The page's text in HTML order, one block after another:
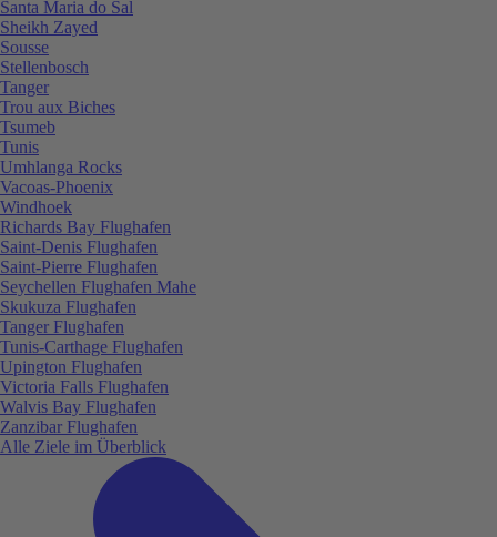
Santa Maria do Sal
Sheikh Zayed
Sousse
Stellenbosch
Tanger
Trou aux Biches
Tsumeb
Tunis
Umhlanga Rocks
Vacoas-Phoenix
Windhoek
Richards Bay Flughafen
Saint-Denis Flughafen
Saint-Pierre Flughafen
Seychellen Flughafen Mahe
Skukuza Flughafen
Tanger Flughafen
Tunis-Carthage Flughafen
Upington Flughafen
Victoria Falls Flughafen
Walvis Bay Flughafen
Zanzibar Flughafen
Alle Ziele im Überblick